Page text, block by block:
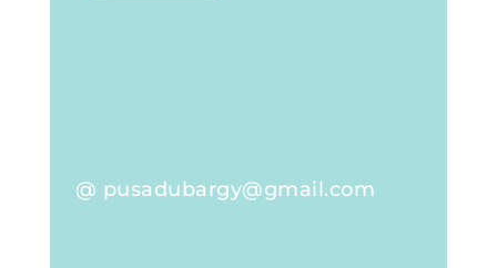
@ pusadubargy@gmail.com